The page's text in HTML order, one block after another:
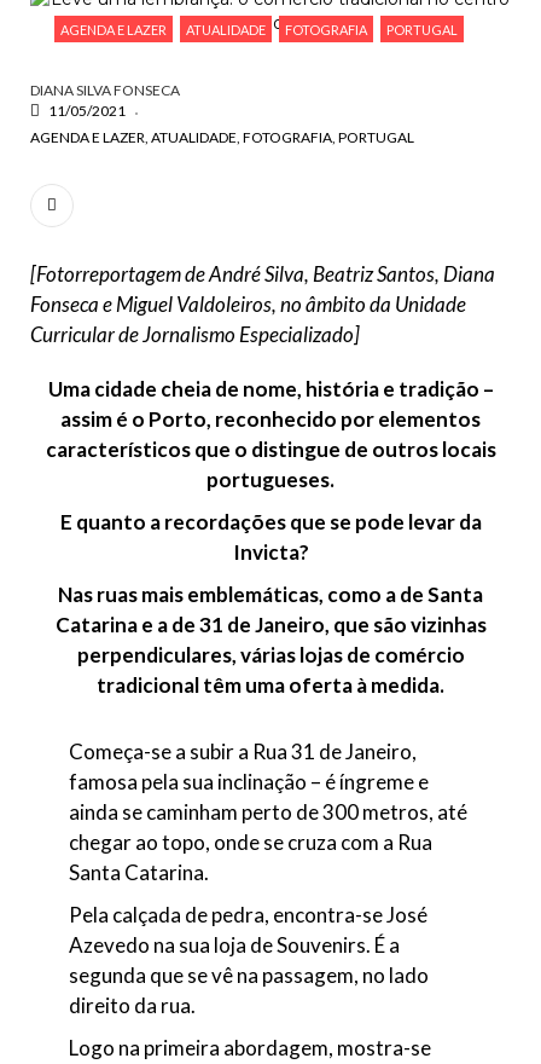
ESCREVA O QUE PROCURA E PRIMA ENTER
AGENDA E LAZER ATUALIDADE FOTOGRAFIA PORTUGAL
DIANA SILVA FONSECA
11/05/2021
AGENDA E LAZER ATUALIDADE FOTOGRAFIA PORTUGAL
[Fotorreportagem de André Silva, Beatriz Santos, Diana
Fonseca e Miguel Valdoleiros, no âmbito da Unidade
Curricular de Jornalismo Especializado]
Uma cidade cheia de nome, história e tradição –
assim é o Porto, reconhecido por elementos
característicos que o distingue de outros locais
portugueses.
E quanto a recordações que se pode levar da
Invicta?
Nas ruas mais emblemáticas, como a de Santa
Catarina e a de 31 de Janeiro, que são vizinhas
perpendiculares, várias lojas de comércio
tradicional têm uma oferta à medida.
Começa-se a subir a Rua 31 de Janeiro,
famosa pela sua inclinação – é íngreme e
ainda se caminham perto de 300 metros, até
chegar ao topo, onde se cruza com a Rua
Santa Catarina.
Pela calçada de pedra, encontra-se José
Azevedo na sua loja de Souvenirs. É a
segunda que se vê na passagem, no lado
direito da rua.
Logo na primeira abordagem, mostra-se